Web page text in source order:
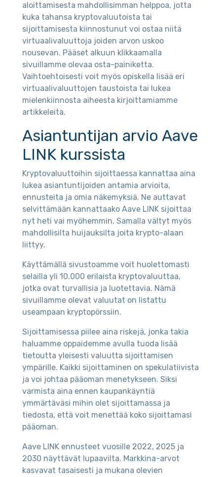
aloittamisesta mahdollisimman helppoa, jotta
kuka tahansa kryptovaluutoista tai
sijoittamisesta kiinnostunut voi ostaa niitä
virtuaalivaluuttoja joiden arvon uskoo
nousevan. Pääset alkuun klikkaamalla
sivuillamme olevaa osta-painiketta.
Vaihtoehtoisesti voit myös opiskella lisää eri
virtuaalivaluuttojen taustoista tai lukea
mielenkiinnosta aiheesta kirjoittamiamme
artikkeleita.
Asiantuntijan arvio Aave
LINK kurssista
Kryptovaluuttoihin sijoittaessa kannattaa aina
lukea asiantuntijoiden antamia arvioita,
ennusteita ja omia näkemyksiä. Ne auttavat
selvittämään kannattaako Aave LINK sijoittaa
nyt heti vai myöhemmin. Samalla vältyt myös
mahdollisilta huijauksilta joita krypto-alaan
liittyy.
Käyttämällä sivustoamme voit huolettomasti
selailla yli 10.000 erilaista kryptovaluuttaa,
jotka ovat turvallisia ja luotettavia. Nämä
sivuillamme olevat valuutat on listattu
useampaan kryptopörssiin.
Sijoittamisessa piilee aina riskejä, jonka takia
haluamme oppaidemme avulla tuoda lisää
tietoutta yleisesti valuutta sijoittamisen
ympärille. Kaikki sijoittaminen on spekulatiivista
ja voi johtaa pääoman menetykseen. Siksi
varmista aina ennen kaupankäyntiä
ymmärtäväsi mihin olet sijoittamassa ja
tiedosta, että voit menettää koko sijoittamasi
pääoman.
Aave LINK ennusteet vuosille 2022, 2025 ja
2030 näyttävät lupaavilta. Markkina-arvot
kasvavat tasaisesti ja mukana olevien